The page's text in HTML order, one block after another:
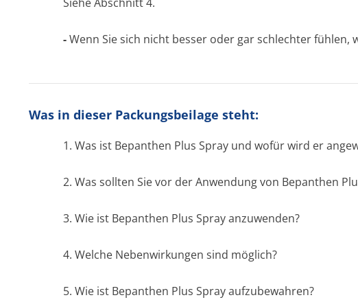
-Wenn Sie sich nicht besser oder gar schlechter fühlen,
Was in dieser Packungsbeilage steht:
1. Was ist Bepanthen Plus Spray und wofür wird er
2. Was sollten Sie vor der Anwendung von Bepanthen
3. Wie ist Bepanthen Plus Spray anzuwenden?
4. Welche Nebenwirkungen sind möglich?
5. Wie ist Bepanthen Plus Spray aufzubewahren?